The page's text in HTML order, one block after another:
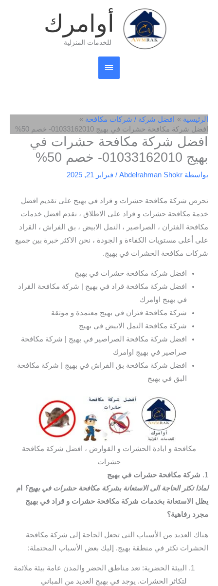
أوامرك
للخدمات المنزلية
القائمة
الرئيسية
الرئيسية
افضل شركة / شركات مكافحة
افضل شركة مكافحة حشرات في بهيج 01033162010- خصم 50%
افضل شركة مكافحة حشرات في
بهيج 01033162010- خصم 50%
بواسطة Abdelrahman Shokr
/ فبراير 21, 2025
تحرص شركة مكافحة حشرات و قراد في بهيج على تقديم افضل
خدمة مكافحة حشرات و قراد على الاطلاق ، نقدم افضل خدمات
مكافحة الفئران ، الصراصير ، النمل الابيض ، بق الفراش ، القراد
على أعلى مستويات الكفاءة و الجودة ، نحن الاكثر خبرة بين جميع
شركات مكافحة الحشرات في بهيج.
افضل شركة مكافحة حشرات في بهيج
افضل شركة مكافحة قراد في بهيج | شركة مكافحة القراد
في بهيج اوامرك
شركة مكافحة فئران في بهيج معتمدة و موثقة
شركة مكافحة النمل الابيض في بهيج
افضل شركة مكافحة الصراصير في بهيج | شركة مكافحة
صراصير في بهيج اوامرك
افضل شركة مكافحة بق الفراش في بهيج | شركة مكافحة
البق في بهيج
مكافحة و ابادة الحشرات و القوارض ، افضل شركة مكافحة
حشرات
1.
شركة مكافحة حشرات في بهيج
لماذا تكثر الحاجة الى الاستعانة بشركة مكافحة حشرات في بهيج؟
ام
يظل الاستعانة بخدمات شركة مكافحة حشرات و قراد في بهيج
مجرد رفاهية؟
هناك العديد من الأسباب التي تجعل الحاجة إلى شركة مكافحة
الحشرات تكثر في منطقة بهيج. إليك بعض الأسباب المحتملة:
البيئة الحضرية: تعد مناطق الحضر والمدن عامة بيئة ملائمة
لتكاثر الحشرات. يوجد في بهيج العديد من المباني